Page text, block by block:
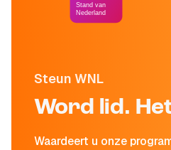
Steun WNL
Word lid.
Waardeert u onze
Stand van
Nederland